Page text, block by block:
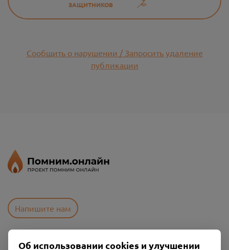
ЗАЩИТНИКОВ
Сообщить о нарушении / Запросить удаление
публикации
Напишите нам
Пользовательское соглашение
Об использовании cookies и улучшении